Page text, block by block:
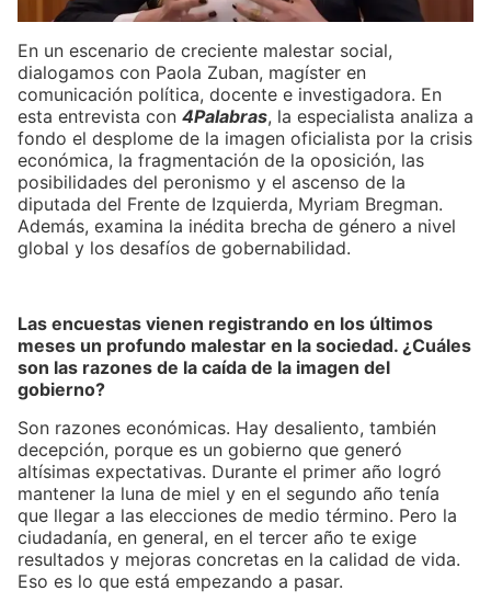
En un escenario de creciente malestar social,
dialogamos con Paola Zuban, magíster en
comunicación política, docente e investigadora. En
esta entrevista con 4Palabras, la especialista analiza a
fondo el desplome de la imagen oficialista por la crisis
económica, la fragmentación de la oposición, las
posibilidades del peronismo y el ascenso de la
diputada del Frente de Izquierda, Myriam Bregman.
Además, examina la inédita brecha de género a nivel
global y los desafíos de gobernabilidad.
Las encuestas vienen registrando en los últimos
meses un profundo malestar en la sociedad. ¿Cuáles
son las razones de la caída de la imagen del
gobierno?
Son razones económicas. Hay desaliento, también
decepción, porque es un gobierno que generó
altísimas expectativas. Durante el primer año logró
mantener la luna de miel y en el segundo año tenía
que llegar a las elecciones de medio término. Pero la
ciudadanía, en general, en el tercer año te exige
resultados y mejoras concretas en la calidad de vida.
Eso es lo que está empezando a pasar.